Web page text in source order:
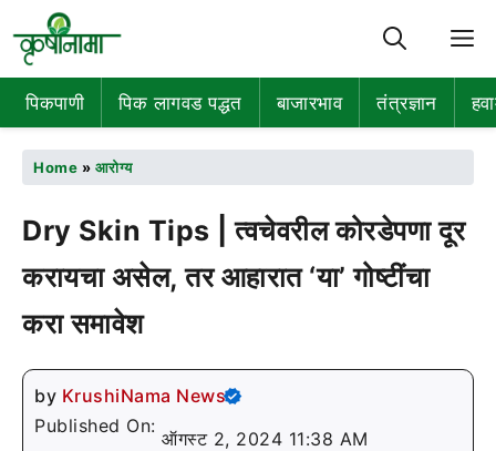
पिकपाणी पिक लागवड पद्धत बाजारभाव तंत्रज्ञान
Home » आरोग्य
Dry Skin Tips | त्वचेवरील कोरडेपणा दूर
करायचा असेल, तर आहारात ‘या’ गोष्टींचा
करा समावेश
by KrushiNama News
Published On:
ऑगस्ट 2, 2024 11:38 AM